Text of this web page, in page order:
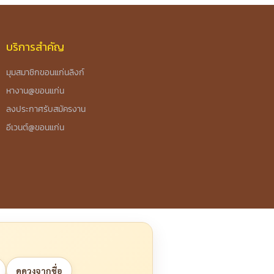
บริการสำคัญ
มุมสมาชิกขอนแก่นลิงก์
หางาน@ขอนแก่น
ลงประกาศรับสมัครงาน
อีเวนต์@ขอนแก่น
ดูดวงจากชื่อ